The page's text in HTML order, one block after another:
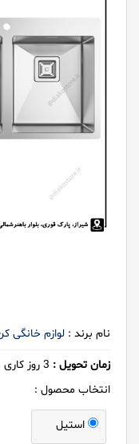
نام برند : لوازم خانگی
زمان تحویل : 3 روز کاری
انتخاب محصول :
استیل